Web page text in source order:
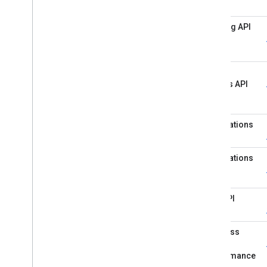
Lodging API
Actions API
Notifications
Verifications
Q&A API
Business
Performance